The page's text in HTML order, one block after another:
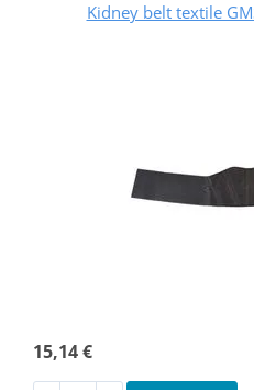
Kidney belt textile
15,14 €